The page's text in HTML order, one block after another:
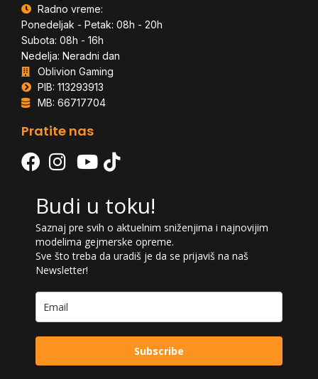
Radno vreme:
Ponedeljak - Petak: 08h - 20h
Subota: 08h - 16h
Nedelja: Neradni dan
Oblivion Gaming
PIB: 113293913
MB: 66717704
Pratite nas
Budi u toku!
Saznaj pre svih o aktuelnim sniženjima i najnovijim
modelima gejmerske opreme.
Sve što treba da uradiš je da se prijaviš na naš
Newsletter!
Subscribe